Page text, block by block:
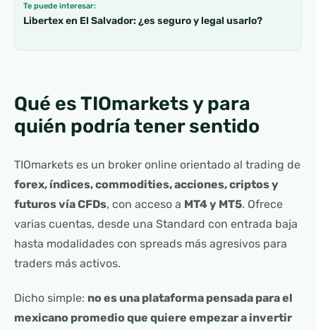
Te puede interesar:
Libertex en El Salvador: ¿es seguro y legal usarlo?
Qué es TIOmarkets y para
quién podría tener sentido
TIOmarkets es un broker online orientado al trading de
forex, índices, commodities, acciones, criptos y
futuros vía CFDs, con acceso a MT4 y MT5. Ofrece
varias cuentas, desde una Standard con entrada baja
hasta modalidades con spreads más agresivos para
traders más activos.
Dicho simple: no es una plataforma pensada para el
mexicano promedio que quiere empezar a invertir